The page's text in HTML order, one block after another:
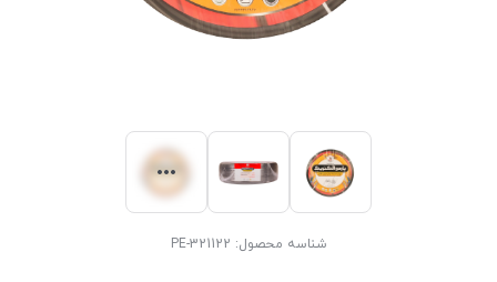
شناسه محصول: PE-321122